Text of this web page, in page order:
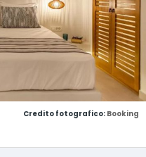
Credito fotografico: Booking